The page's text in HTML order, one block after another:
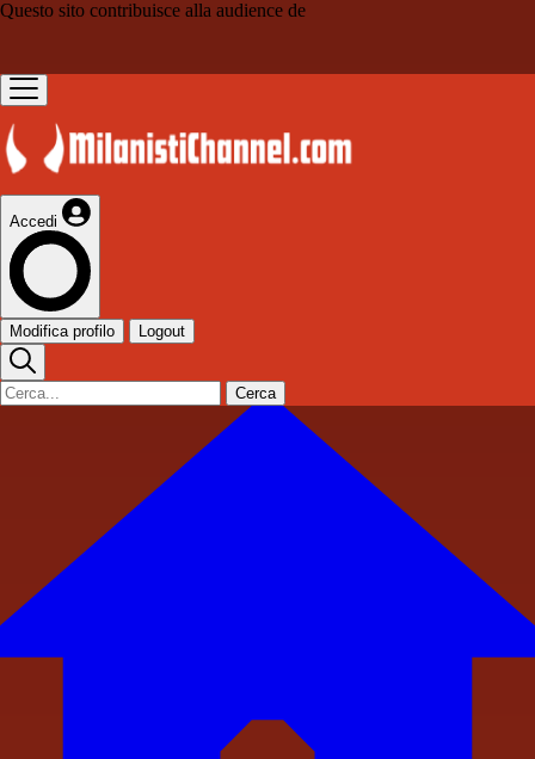
Questo sito contribuisce alla audience de
Accedi
Modifica profilo Logout
Cerca